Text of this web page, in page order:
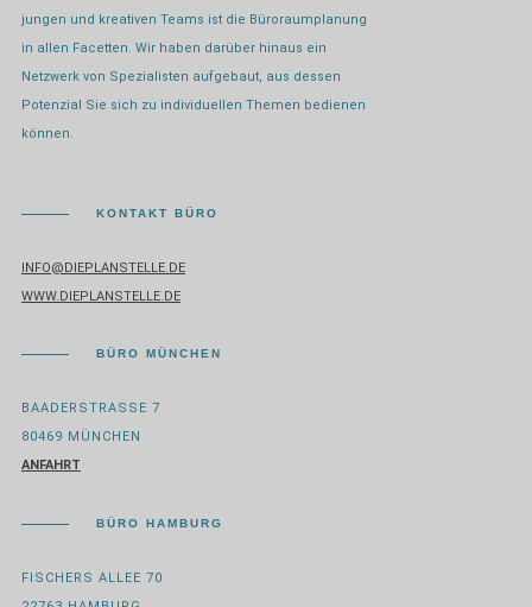
jungen und kreativen Teams ist die Büroraumplanung
in allen Facetten. Wir haben darüber hinaus ein
Netzwerk von Spezialisten aufgebaut, aus dessen
Potenzial Sie sich zu individuellen Themen bedienen
können.
KONTAKT BÜRO
INFO@DIEPLANSTELLE.DE
WWW.DIEPLANSTELLE.DE
BÜRO MÜNCHEN
BAADERSTRASSE 7
80469 MÜNCHEN
ANFAHRT
BÜRO HAMBURG
FISCHERS ALLEE 70